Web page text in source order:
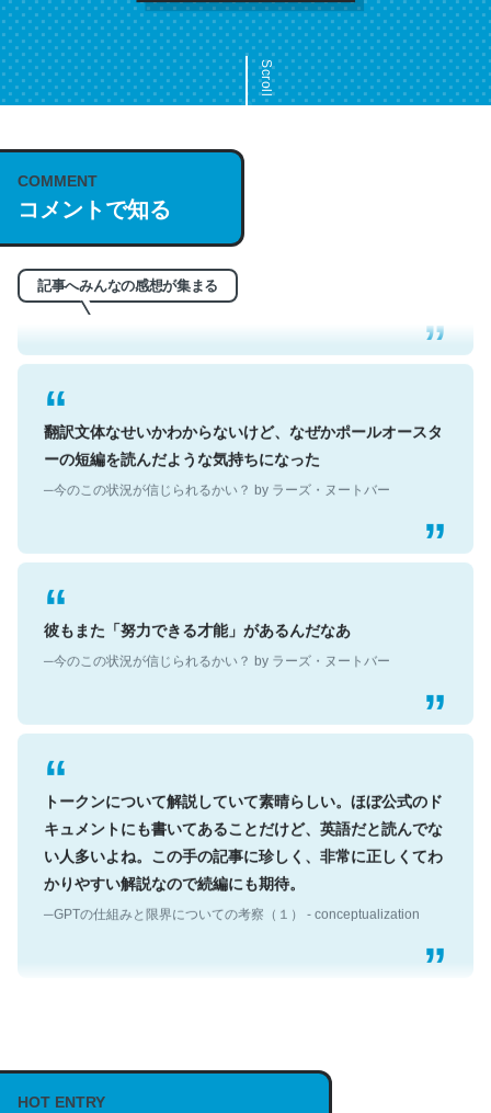
Scroll
COMMENT
コメントで知る
記事へみんなの感想が集まる
これは名文。彼はとてもクレバーなんだろうなと凄く思
う。英語少しでも読める人は原文もお勧め。自分はこの流
れ好き。Let’s Fucking Go. Then Covid hit. Shit.
─今のこの状況が信じられるかい？ by ラーズ・ヌートバー
翻訳文体なせいかわからないけど、なぜかポールオースタ
ーの短編を読んだような気持ちになった
─今のこの状況が信じられるかい？ by ラーズ・ヌートバー
彼もまた「努力できる才能」があるんだなあ
─今のこの状況が信じられるかい？ by ラーズ・ヌートバー
トークンについて解説していて素晴らしい。ほぼ公式のド
キュメントにも書いてあることだけど、英語だと読んでな
い人多いよね。この手の記事に珍しく、非常に正しくてわ
かりやすい解説なので続編にも期待。
─GPTの仕組みと限界についての考察（１） - conceptualization
説してる記事が少ないので貴重な良記事。/続編来た
https://isobe324649.hatenablog.com/entry/2023/03/27
HOT ENTRY